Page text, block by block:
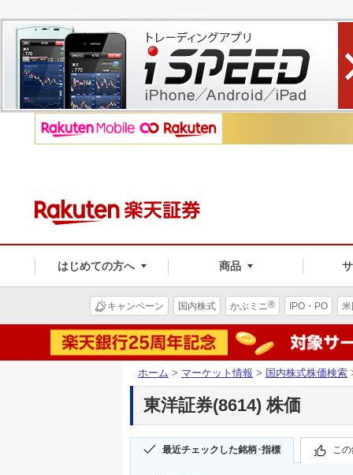
はじめての方へ 商品
キャンペーン 国内株式 かぶミニ® IPO・PO
ホーム > マーケット情報 > 国内株式株価検索
東洋証券(8614) 株価
最近チェックした銘柄･指標 こ